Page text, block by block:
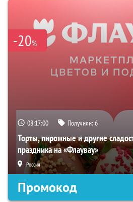
-20%
08:16:59 Получили:6
Торты, пирожные и другие
праздника на «Флаувау»
Россия
Промокод